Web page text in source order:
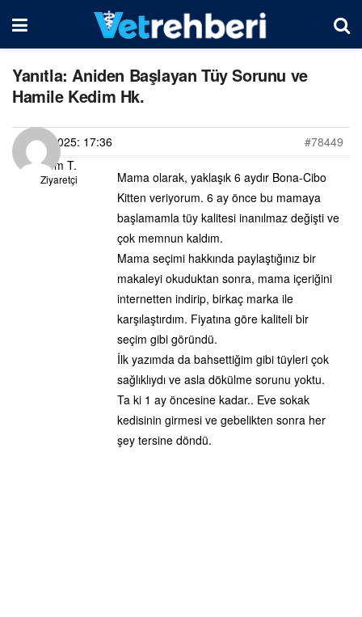
Yanıtla: Aniden Başlayan Tüy Sorunu ve
Hamile Kedim Hk.
21/03/2025: 17:36
#78449
Gizem T.
Ziyaretçi
Mama olarak, yaklaşık 6 aydır Bona-Cibo
Kitten veriyorum. 6 ay önce bu mamaya
başlamamla tüy kalitesi inanılmaz değişti ve
çok memnun kaldım.
Mama seçimi hakkında paylaştığınız bir
makaleyi okuduktan sonra, mama içeriğini
internetten indirip, birkaç marka ile
karşılaştırdım. Fiyatına göre kaliteli bir
seçim gibi göründü.
İlk yazımda da bahsettiğim gibi tüyleri çok
sağlıklıydı ve asla dökülme sorunu yoktu.
Ta ki 1 ay öncesine kadar.. Eve sokak
kedisinin girmesi ve gebelikten sonra her
şey tersine döndü.